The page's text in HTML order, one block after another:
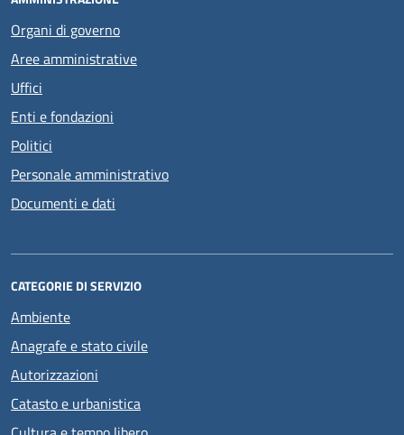
Organi di governo
Aree amministrative
Uffici
Enti e fondazioni
Politici
Personale amministrativo
Documenti e dati
CATEGORIE DI SERVIZIO
Ambiente
Anagrafe e stato civile
Autorizzazioni
Catasto e urbanistica